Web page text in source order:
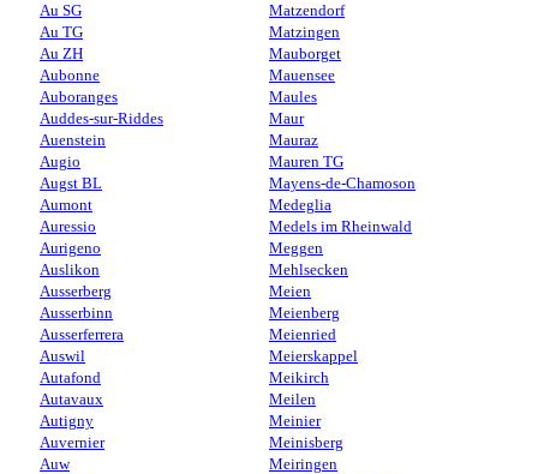
Au SG
Au TG
Au ZH
Aubonne
Auboranges
Auddes-sur-Riddes
Auenstein
Augio
Augst BL
Aumont
Auressio
Aurigeno
Auslikon
Ausserberg
Ausserbinn
Ausserferrera
Auswil
Autafond
Autavaux
Autigny
Auvernier
Auw
Matzendorf
Matzingen
Mauborget
Mauensee
Maules
Maur
Mauraz
Mauren TG
Mayens-de-Chamoson
Medeglia
Medels im Rheinwald
Meggen
Mehlsecken
Meien
Meienberg
Meienried
Meierskappel
Meikirch
Meilen
Meinier
Meinisberg
Meiringen